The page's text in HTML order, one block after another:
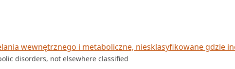
wewnętrznego i metaboliczne, niesklasyfikowane gdzie
disorders, not elsewhere classified